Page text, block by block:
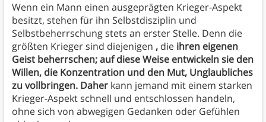
Wenn ein Mann einen ausgeprägten Krieger-Aspekt
besitzt, stehen für ihn Selbstdisziplin und
Selbstbeherrschung stets an erster Stelle. Denn die
größten Krieger sind diejenigen , die ihren eigenen
Geist beherrschen; auf diese Weise entwickeln sie den
Willen, die Konzentration und den Mut, Unglaubliches
zu vollbringen. Daher kann jemand mit einem starken
Krieger-Aspekt schnell und entschlossen handeln,
ohne sich von abwegigen Gedanken oder Gefühlen